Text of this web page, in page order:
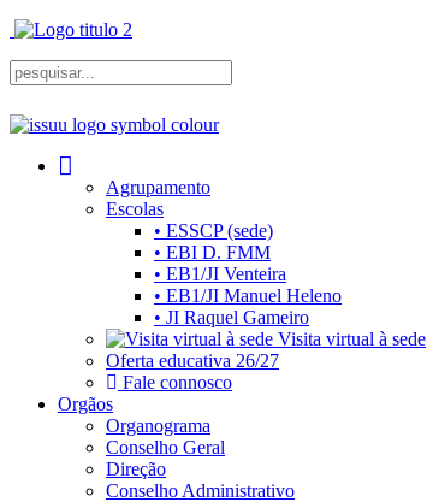
Agrupamento
Escolas
• ESSCP (sede)
• EBI D. FMM
• EB1/JI Venteira
• EB1/JI Manuel Heleno
• JI Raquel Gameiro
Visita virtual à sede
Oferta educativa 26/27
Fale connosco
Orgãos
Organograma
Conselho Geral
Direção
Conselho Administrativo